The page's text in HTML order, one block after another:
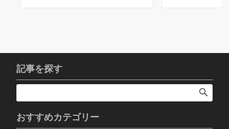
記事を探す
おすすめカテゴリー